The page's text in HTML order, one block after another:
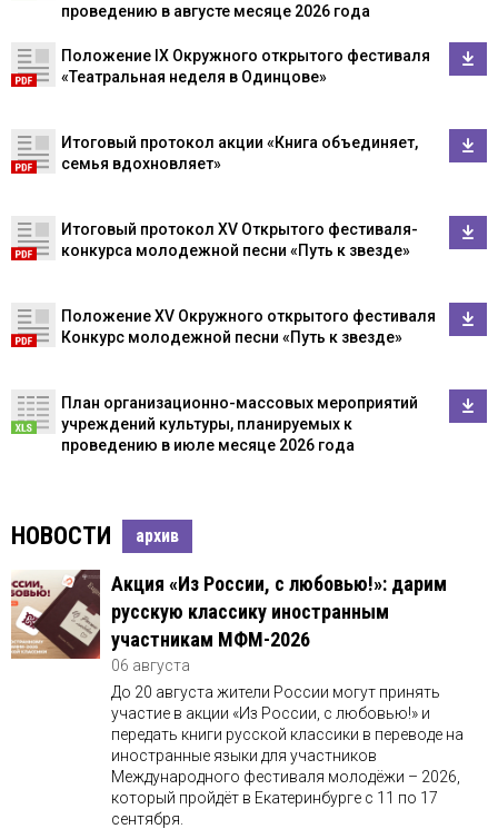
проведению в августе месяце 2026 года
Положение IX Окружного открытого фестиваля
«Театральная неделя в Одинцове»
Итоговый протокол акции «Книга объединяет,
семья вдохновляет»
Итоговый протокол XV Открытого фестиваля-
конкурса молодежной песни «Путь к звезде»
Положение XV Окружного открытого фестиваля
Конкурс молодежной песни «Путь к звезде»
План организационно-массовых мероприятий
учреждений культуры, планируемых к
проведению в июле месяце 2026 года
НОВОСТИ архив
Акция «Из России, с любовью!»: дарим
русскую классику иностранным
участникам МФМ-2026
06 августа
До 20 августа жители России могут принять
участие в акции «Из России, с любовью!» и
передать книги русской классики в переводе на
иностранные языки для участников
Международного фестиваля молодёжи – 2026,
который пройдёт в Екатеринбурге с 11 по 17
сентября.